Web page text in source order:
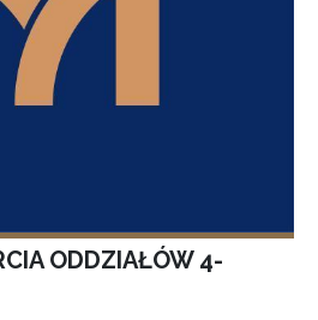
ODDZIAŁÓW 4-